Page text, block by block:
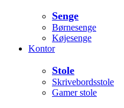
Senge
Børnesenge
Køjesenge
Kontor
Stole
Skrivebordsstole
Gamer stole